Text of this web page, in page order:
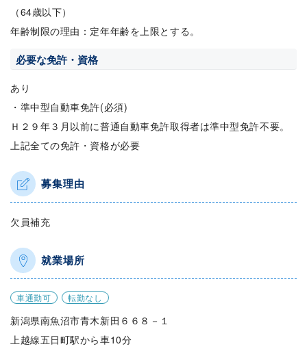
（64歳以下）
年齢制限の理由：定年年齢を上限とする。
必要な免許・資格
あり
・準中型自動車免許(必須)
Ｈ２９年３月以前に普通自動車免許取得者は準中型免許不要。
上記全ての免許・資格が必要
募集理由
欠員補充
就業場所
車通勤可 転勤なし
新潟県南魚沼市青木新田６６８－１
上越線五日町駅から車10分